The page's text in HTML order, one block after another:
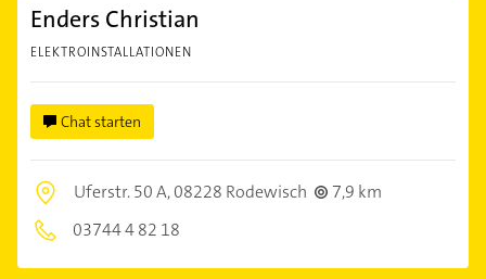
Enders Christian
ELEKTROINSTALLATIONEN
Chat starten
Uferstr. 50 A,08228 Rodewisch
7,9 km
03744 4 82 18